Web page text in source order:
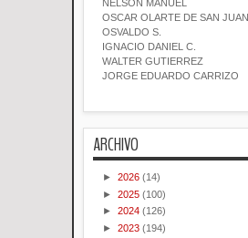
NELSON MANUEL
OSCAR OLARTE DE SAN JUAN
OSVALDO S.
IGNACIO DANIEL C.
WALTER GUTIERREZ
JORGE EDUARDO CARRIZO
ARCHIVO
► 2026 (14)
► 2025 (100)
► 2024 (126)
► 2023 (194)